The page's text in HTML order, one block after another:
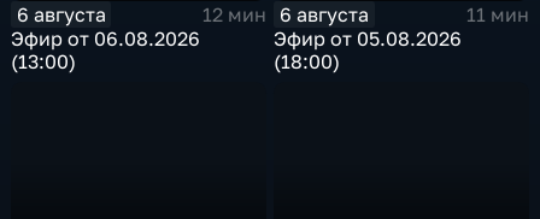
6 августа
12 мин
Эфир от 06.08.2026
(13:00)
6 августа
11 мин
Эфир от 05.08.2026
(18:00)